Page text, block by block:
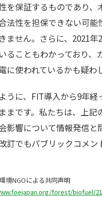
を保証するものであり
法性を担保できない可
ません。さらに、2021
ることもわかっており
に使われているかも疑わ
うに、FIT導入から9年経
まです。私たちは、上
影響について情報発信と
訂でもパブリックコメ
境NGOによる共同声明
forest/biofuel/